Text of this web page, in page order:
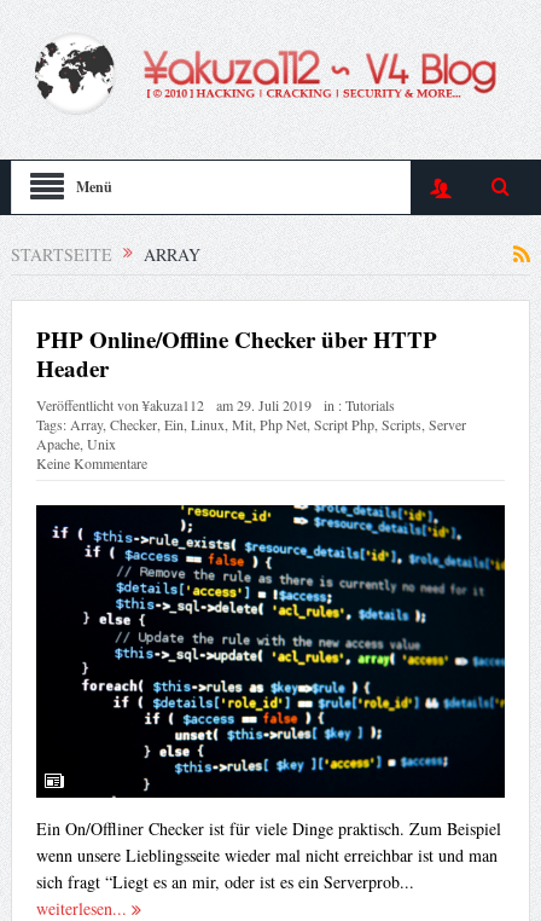
Menü
STARTSEITE ARRAY
PHP Online/Offline Checker über HTTP
Header
Veröffentlicht von¥akuza112 am29. Juli 2019 in :Tutorials
Tags: Array, Checker, Ein Linux Mit, Php Net, Script Php, Scripts Server
Apache, Unix
Keine Kommentare
Ein On/Offliner Checker ist für viele Dinge praktisch. Zum Beispiel
wenn unsere Lieblingsseite wieder mal nicht erreichbar ist und man
sich fragt “Liegt es an mir, oder ist es ein Serverprob...
weiterlesen...